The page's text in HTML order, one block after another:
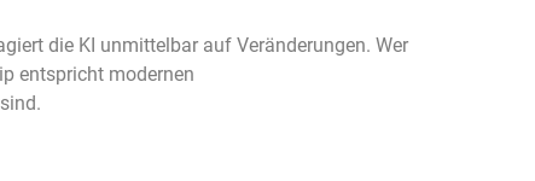
die KI unmittelbar auf Veränderungen. Wer
entspricht modernen